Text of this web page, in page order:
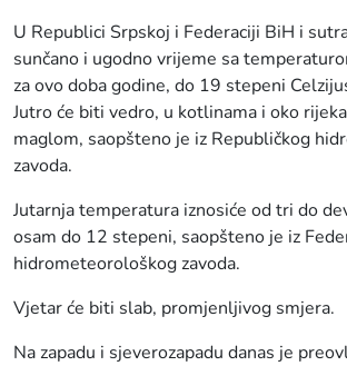
U Republici Srpskoj i Federaciji BiH i
sunčano i ugodno vrijeme sa
za ovo doba godine, do 19 stepeni
Jutro će biti vedro, u kotlinama i oko
maglom, saopšteno je iz Republičkog
zavoda.
Jutarnja temperatura iznosiće od tri do
osam do 12 stepeni, saopšteno je iz
hidrometeorološkog zavoda.
Vjetar će biti slab, promjenljivog smjera.
Na zapadu i sjeverozapadu danas je